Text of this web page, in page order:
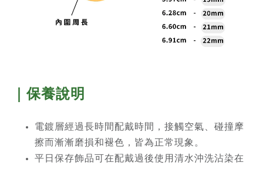
｜保養說明
電鍍層經過長時間配戴時間，接觸空氣、碰撞摩
擦而漸漸磨損和褪色，皆為正常現象。
平日保存飾品可在配戴過後使用清水沖洗沾染在